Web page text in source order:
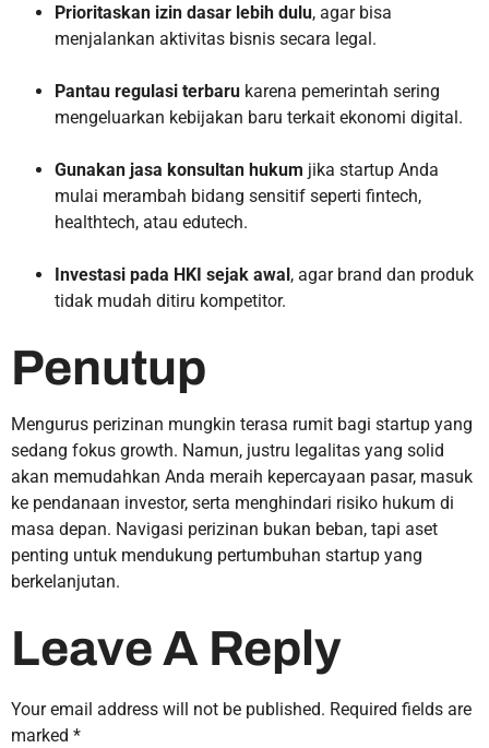
Prioritaskan izin dasar lebih dulu, agar bisa
menjalankan aktivitas bisnis secara legal.
Pantau regulasi terbaru karena pemerintah sering
mengeluarkan kebijakan baru terkait ekonomi digital.
Gunakan jasa konsultan hukum jika startup Anda
mulai merambah bidang sensitif seperti fintech,
healthtech, atau edutech.
Investasi pada HKI sejak awal , agar brand dan produk
tidak mudah ditiru kompetitor.
Penutup
Mengurus perizinan mungkin terasa rumit bagi startup yang
sedang fokus growth. Namun, justru legalitas yang solid
akan memudahkan Anda meraih kepercayaan pasar, masuk
ke pendanaan investor, serta menghindari risiko hukum di
masa depan. Navigasi perizinan bukan beban, tapi aset
penting untuk mendukung pertumbuhan startup yang
berkelanjutan.
Leave A Reply
Your email address will not be published. Required fields are
marked *